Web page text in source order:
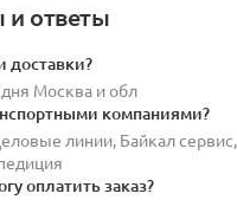
и ответы
доставки?
Москва и обл
компаниями?
линии, Байкал
оплатить заказ?